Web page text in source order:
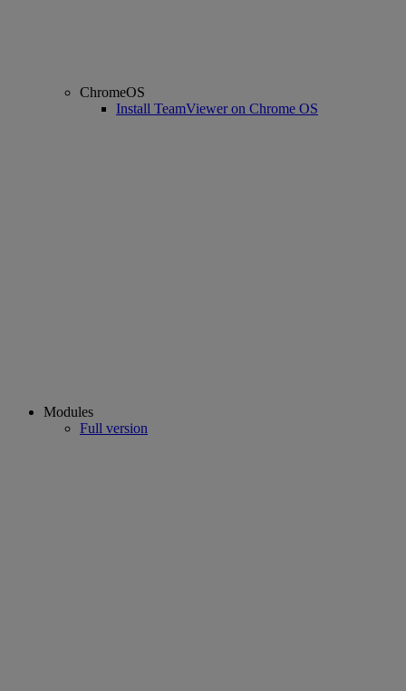
ChromeOS
Install TeamViewer on Chrome OS
Modules
Full version